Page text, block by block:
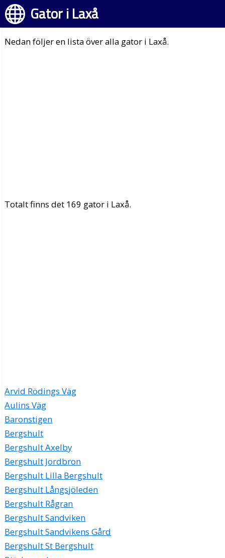
Gator i Laxå
Nedan följer en lista över alla gator i Laxå.
Totalt finns det 169 gator i Laxå.
Arvid Rödings Väg
Aulins Väg
Baronstigen
Bergshult
Bergshult Axelby
Bergshult Jordbron
Bergshult Lilla Bergshult
Bergshult Långsjöleden
Bergshult Rågran
Bergshult Sandviken
Bergshult Sandvikens Gård
Bergshult St Bergshult